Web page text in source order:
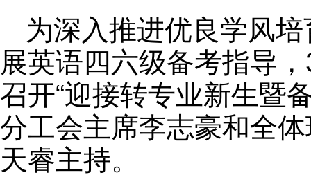
为深入推进优良学风
展英语四六级备考指导
召开“迎接转专业新生暨
分工会主席李志豪和全
天睿主持。